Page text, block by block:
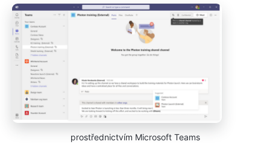
prostřednictvím Microsoft Teams